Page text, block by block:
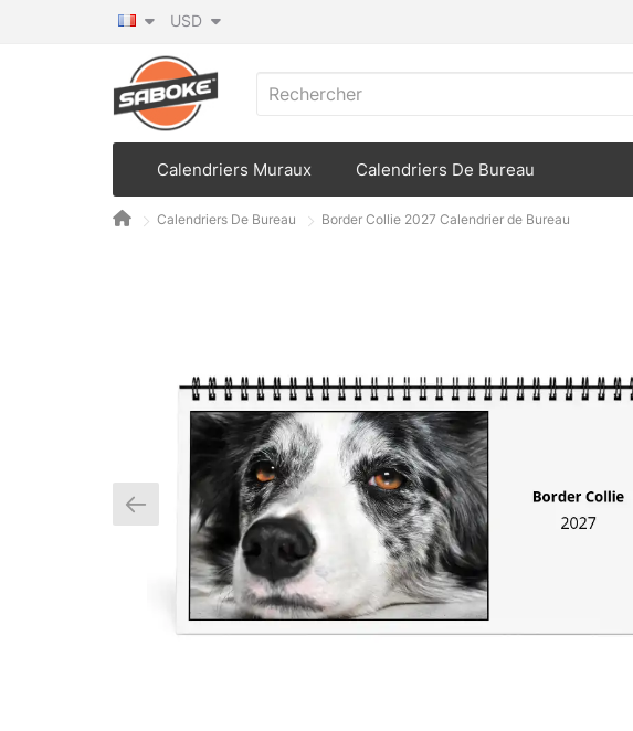
USD
Calendriers Muraux Calendriers De Bureau
Calendriers De Bureau Border Collie 2027 Calendrier de Bureau